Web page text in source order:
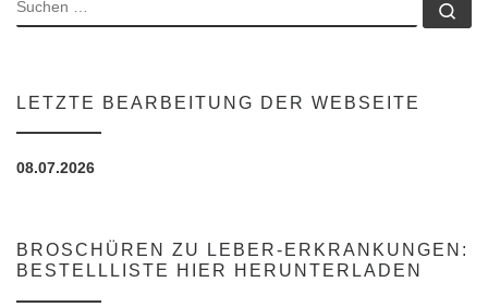
LETZTE BEARBEITUNG DER WEBSEITE
08.07.2026
BROSCHÜREN ZU LEBER-ERKRANKUNGEN:
BESTELLLISTE HIER HERUNTERLADEN